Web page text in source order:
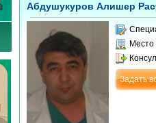
Абдушукуров Алишер
Задать